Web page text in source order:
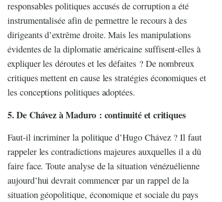
responsables politiques accusés de corruption a été
instrumentalisée afin de permettre le recours à des
dirigeants d’extrême droite. Mais les manipulations
évidentes de la diplomatie américaine suffisent-elles à
expliquer les déroutes et les défaites ? De nombreux
critiques mettent en cause les stratégies économiques et
les conceptions politiques adoptées.
5. De Chávez à Maduro : continuité et critiques
Faut-il incriminer la politique d’Hugo Chávez ? Il faut
rappeler les contradictions majeures auxquelles il a dû
faire face. Toute analyse de la situation vénézuélienne
aujourd’hui devrait commencer par un rappel de la
situation géopolitique, économique et sociale du pays